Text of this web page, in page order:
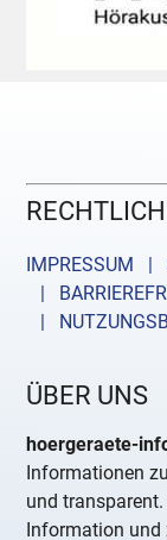
IMPRESSUM |
|
|
ÜBER UNS
hoergeraete-
Informationen
und
Information und